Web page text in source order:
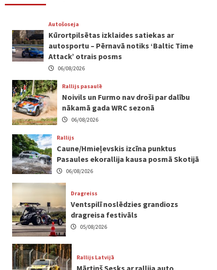
Autošoseja
Kūrortpilsētas izklaides satiekas ar
autosportu – Pērnavā notiks ‘Baltic Time
Attack’ otrais posms
06/08/2026
Rallijs pasaulē
Noivils un Furmo nav droši par dalību
nākamā gada WRC sezonā
06/08/2026
Rallijs
Caune/Hmieļevskis izcīna punktus
Pasaules ekorallija kausa posmā Skotijā
06/08/2026
Dragreiss
Ventspilī noslēdzies grandiozs
dragreisa festivāls
05/08/2026
Rallijs Latvijā
Mārtiņš Sesks ar rallija auto